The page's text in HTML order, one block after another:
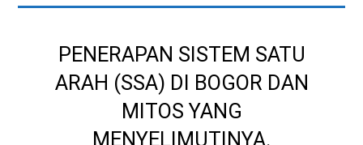
PENERAPAN SISTEM SATU
ARAH (SSA) DI BOGOR DAN
MITOS YANG
MENYELIMUTINYA.